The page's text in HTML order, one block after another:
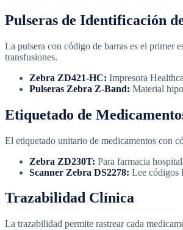
Pulseras de Identificación
La pulsera con código de barras es el primer
transfusiones.
Zebra ZD421-HC: Impresora
Pulseras Zebra Z-Band: Material
Etiquetado de
El etiquetado unitario de medicamentos con
Zebra ZD230T: Para farmacia
Scanner Zebra DS2278: Lee códigos
Trazabilidad Clínica
La trazabilidad permite rastrear cada